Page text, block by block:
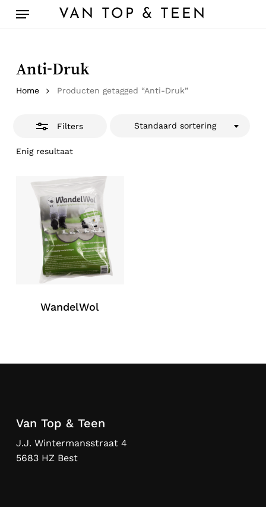
VAN TOP & TEEN
Menu
Anti-Druk
Home Producten getagged “Anti-Druk”
Filters
Enig resultaat
Standaard sortering
WandelWol
Van Top & Teen
J.J. Wintermansstraat 4
5683 HZ Best